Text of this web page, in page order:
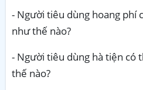
- Người tiêu dùng hoang phí
như thế nào?
- Người tiêu dùng hà tiện có
thế nào?